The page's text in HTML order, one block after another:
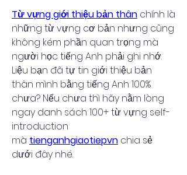
Từ vựng giới thiệu bản thân chính là
những từ vựng cơ bản nhưng cũng
không kém phần quan trọng mà
người học tiếng Anh phải ghi nhớ.
Liệu bạn đã tự tin giới thiệu bản
thân mình bằng tiếng Anh 100%
chưa? Nếu chưa thì hãy nằm lòng
ngay danh sách 100+ từ vựng self-
introduction
mà tienganhgiaotiepvn chia sẻ
dưới đây nhé.